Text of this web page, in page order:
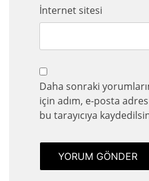
İnternet sitesi
Daha sonraki
için adım, e-posta
bu tarayıcıya